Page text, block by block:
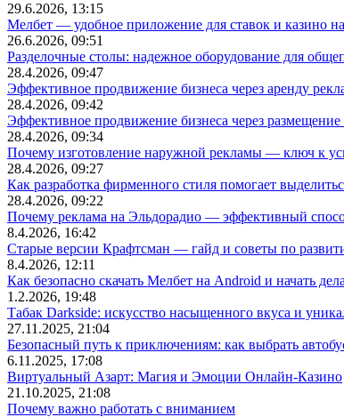
29.6.2026, 13:15
Мелбет — удобное приложение для ставок и казино
26.6.2026, 09:51
Разделочные столы: надежное оборудование для
28.4.2026, 09:47
Эффективное продвижение бизнеса через аренду
28.4.2026, 09:42
Эффективное продвижение бизнеса через
28.4.2026, 09:34
Почему изготовление наружной рекламы — ключ к
28.4.2026, 09:27
Как разработка фирменного стиля помогает
28.4.2026, 09:22
Почему реклама на Эльдорадио — эффективный
8.4.2026, 16:42
Старые версии Крафтсман — гайд и советы по
8.4.2026, 12:11
Как безопасно скачать Мелбет на Android и начать
1.2.2026, 19:48
Табак Darkside: искусство насыщенного вкуса и
27.11.2025, 21:04
Безопасный путь к приключениям: как выбрать
6.11.2025, 17:08
Виртуальный Азарт: Магия и Эмоции Онлайн-Казино
21.10.2025, 21:08
Почему важно работать с вниманием